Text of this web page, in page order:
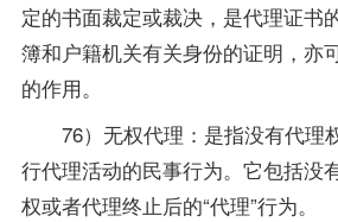
定的书面裁定或裁决，是代理证书
簿和户籍机关有关身份的证明，亦
的作用。
76）无权代理：是指没有代理
行代理活动的民事行为。它包括没
权或者代理终止后的“代理”行为。